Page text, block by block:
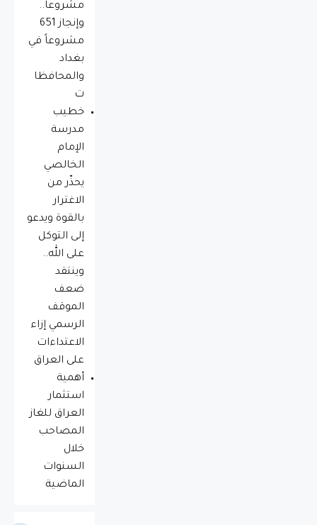
مشروعاً..
وإنجاز 651
مشروعاً في
بغداد
والمحافظا
ت
خطيب
مدرسة
الإمام
الخالصي
يحذّر من
الاغترار
بالقوة ويدعو
إلى التوكل
على الله..
وينتقد
ضعف
الموقف
الرسمي إزاء
الاعتداءات
على العراق
أهمية
استثمار
العراق للغاز
المصاحب
خلال
السنوات
الماضية